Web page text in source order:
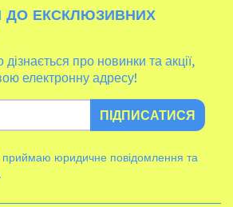
ДО ЕКСКЛЮЗИВНИХ
про новинки та акції,
електронну адресу!
ПІДПИСАТИСЯ
приймаю юридичне повідомлення та